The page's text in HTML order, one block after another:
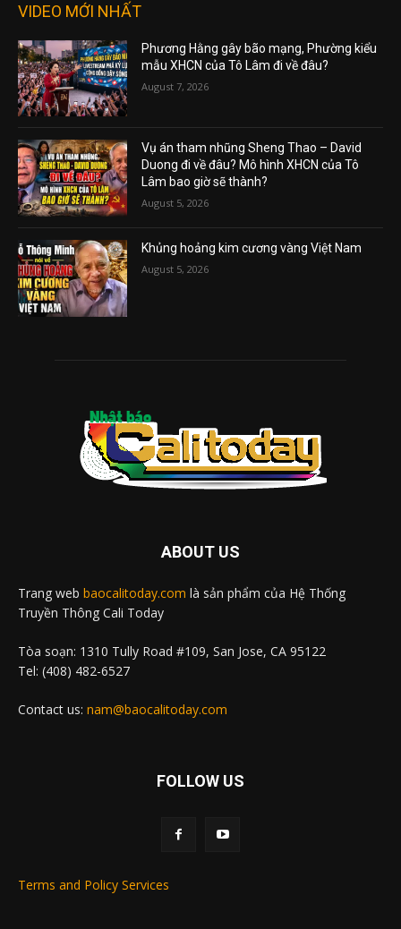
VIDEO MỚI NHẤT
Phương Hằng gây bão mạng, Phường kiểu
mẫu XHCN của Tô Lâm đi về đâu?
August 7, 2026
Vụ án tham nhũng Sheng Thao – David
Duong đi về đâu? Mô hình XHCN của Tô
Lâm bao giờ sẽ thành?
August 5, 2026
Khủng hoảng kim cương vàng Việt Nam
August 5, 2026
ABOUT US
Trang web baocalitoday.com là sản phẩm của Hệ Thống
Truyền Thông Cali Today
Tòa soạn: 1310 Tully Road #109, San Jose, CA 95122
Tel: (408) 482-6527
Contact us: nam@baocalitoday.com
FOLLOW US
Terms and Policy Services